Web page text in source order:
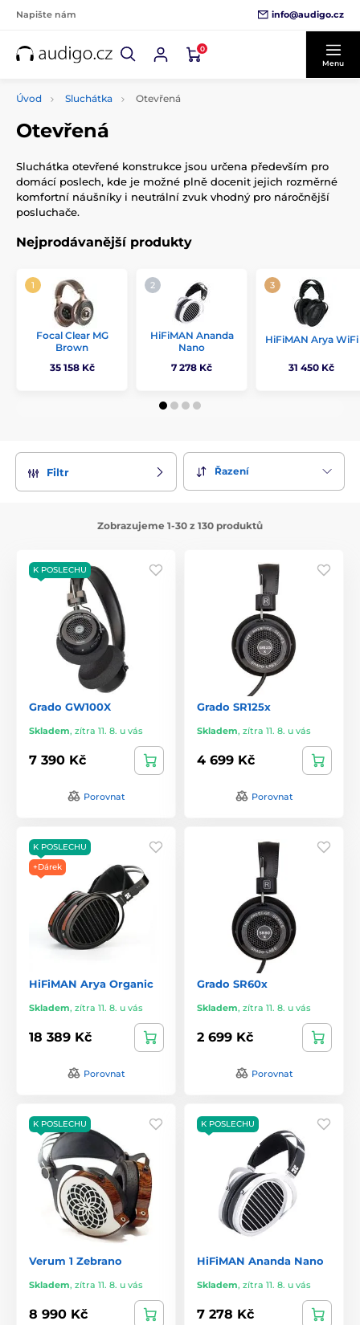
Napište nám info@audigo.cz
0
Menu
Úvod Sluchátka Otevřená
Otevřená
Sluchátka otevřené konstrukce jsou určena především pro
domácí poslech, kde je možné plně docenit jejich rozměrné
komfortní náušníky i neutrální zvuk vhodný pro náročnější
posluchače.
Nejprodávanější produkty
Focal Clear MG
Brown
35 158 Kč
HiFiMAN Ananda
Nano
7 278 Kč
HiFiMAN Arya WiFi
31 450 Kč
Filtr Řazení
Zobrazujeme 1-30 z 130 produktů
K POSLECHU
Grado GW100X
Skladem, zítra 11. 8. u vás
7 390 Kč
Porovnat
Grado SR125x
Skladem, zítra 11. 8. u vás
4 699 Kč
Porovnat
K POSLECHU
+Dárek
HiFiMAN Arya Organic
Skladem, zítra 11. 8. u vás
18 389 Kč
Porovnat
Grado SR60x
Skladem, zítra 11. 8. u vás
2 699 Kč
Porovnat
K POSLECHU
Verum 1 Zebrano
Skladem, zítra 11. 8. u vás
8 990 Kč
K POSLECHU
HiFiMAN Ananda Nano
Skladem, zítra 11. 8. u vás
7 278 Kč